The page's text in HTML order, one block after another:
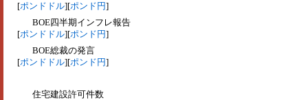
[ポンドドル][ポンド円]
BOE四半期インフレ報告
[ポンドドル][ポンド円]
BOE総裁の発言
[ポンドドル][ポンド円]
住宅建設許可件数